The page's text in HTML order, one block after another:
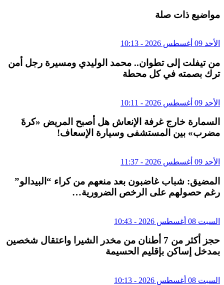
مواضيع ذات صلة
الأحد 09 أغسطس 2026 - 10:13
من تيفلت إلى تطوان.. محمد الوليدي ومسيرة رجل أمن
ترك بصمته في كل محطة
الأحد 09 أغسطس 2026 - 10:11
السمارة خارج غرفة الإنعاش هل أصبح المريض «كرةَ
مضرب» بين المستشفى وسيارة الإسعاف!
الأحد 09 أغسطس 2026 - 11:37
المضيق: شباب غاضبون بعد منعهم من كراء “البيدالو”
رغم حصولهم على الرخص الضرورية…
السبت 08 أغسطس 2026 - 10:43
حجز أكثر من 7 أطنان من مخدر الشيرا واعتقال شخصين
بمدخل إساكن بإقليم الحسيمة
السبت 08 أغسطس 2026 - 10:13